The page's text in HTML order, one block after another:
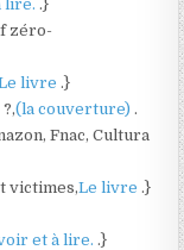
lire..}
zéro-
livre.}
(la couverture).
Fnac, Cultura
victimes,Le livre.}
et à lire..}